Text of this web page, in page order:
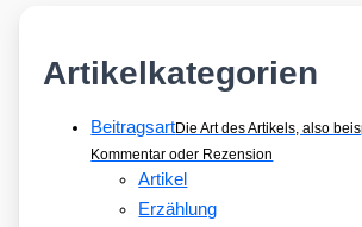
ner
gekürt!
Artikelkategorien
BeitragsartDie Art des Artikels, also
Kommentar oder Rezension
Artikel
Erzählung